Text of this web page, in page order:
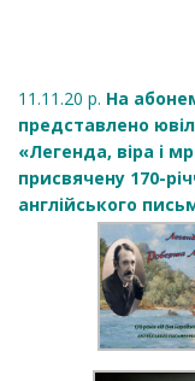
11.11.20 р. На
представлено
«Легенда, віра і
присвячену 170-
англійського